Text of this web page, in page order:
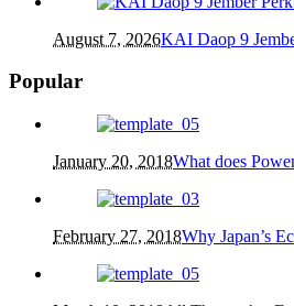
August 7, 2026KAI Daop 9
Popular
January 20, 2018What does
February 27, 2018Why Japan’s